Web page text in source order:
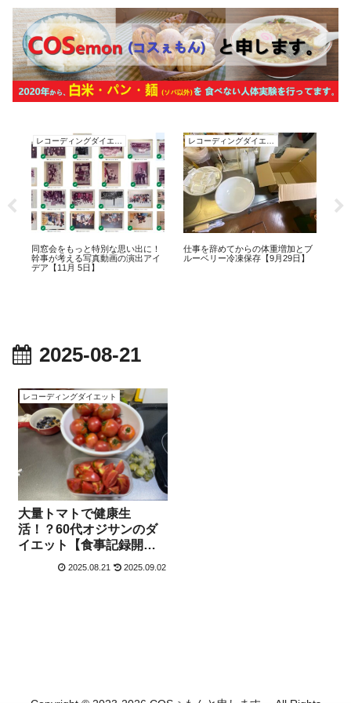
同窓会をもっと特別な思い出に！
幹事が考える写真動画の演出アイ
デア【11月 5日】
仕事を辞めてからの体重増加とブ
ルーベリー冷凍保存【9月29日】
2025-08-21
レコーディングダイエット
大量トマトで健康生
活！？60代オジサンのダ
イエット【食事記録開始
から、1,672日目】
2025.08.21 2025.09.02